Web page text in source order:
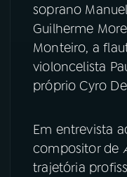
soprano
Guilherme
Monteiro, a
violoncelista
próprio Cyro
Em entrevista
compositor de
trajetória